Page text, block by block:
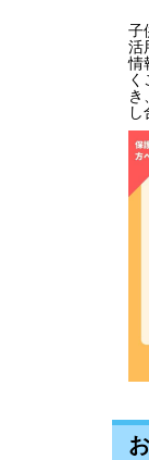
子
活
情